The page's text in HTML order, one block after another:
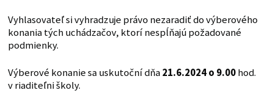
Vyhlasovateľ si vyhradzuje právo nezaradiť do výberového
konania tých uchádzačov, ktorí nespĺňajú požadované
podmienky.
Výberové konanie sa uskutoční dňa21.6.2024 o 9.00hod.
v riaditeľni školy.